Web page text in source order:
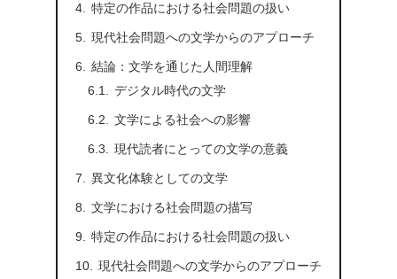
特定の作品における社会問題の扱い
現代社会問題への文学からのアプローチ
結論：文学を通じた人間理解
デジタル時代の文学
文学による社会への影響
現代読者にとっての文学の意義
異文化体験としての文学
文学における社会問題の描写
特定の作品における社会問題の扱い
現代社会問題への文学からのアプローチ